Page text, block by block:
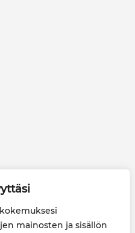
mainosten ja sisällön